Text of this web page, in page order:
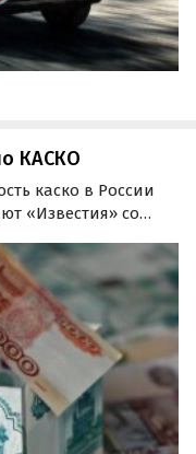
КАСКО
каско в России
«Известия» со